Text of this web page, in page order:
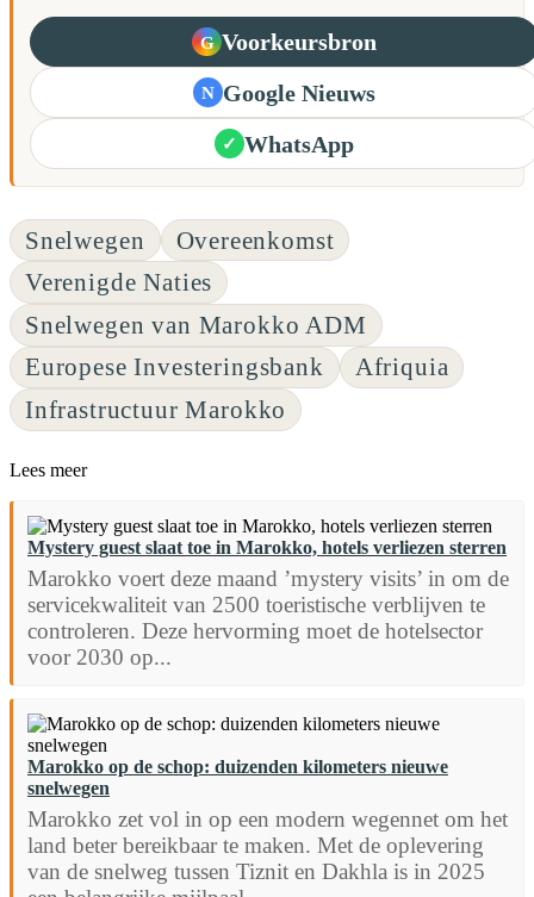
G Voorkeursbron
N Google Nieuws
✓ WhatsApp
Snelwegen
Overeenkomst
Verenigde Naties
Snelwegen van Marokko ADM
Europese Investeringsbank
Afriquia
Infrastructuur Marokko
Lees meer
Mystery guest slaat toe in Marokko, hotels verliezen sterren
Marokko voert deze maand ’mystery visits’ in om de
servicekwaliteit van 2500 toeristische verblijven te
controleren. Deze hervorming moet de hotelsector
voor 2030 op...
Marokko op de schop: duizenden kilometers nieuwe
snelwegen
Marokko zet vol in op een modern wegennet om het
land beter bereikbaar te maken. Met de oplevering
van de snelweg tussen Tiznit en Dakhla is in 2025